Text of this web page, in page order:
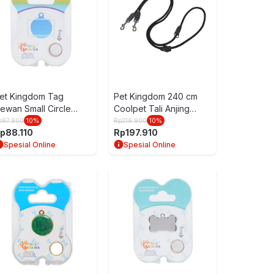
Kingdom Tag
Small Circle
Pt107-2
97.900 10%
88.110
Spesial Online
Pet Kingdom 240 cm
Coolpet Tali Anjing
Multiway Xs - Hitam
Rp219.900 10%
Rp197.910
Spesial Online